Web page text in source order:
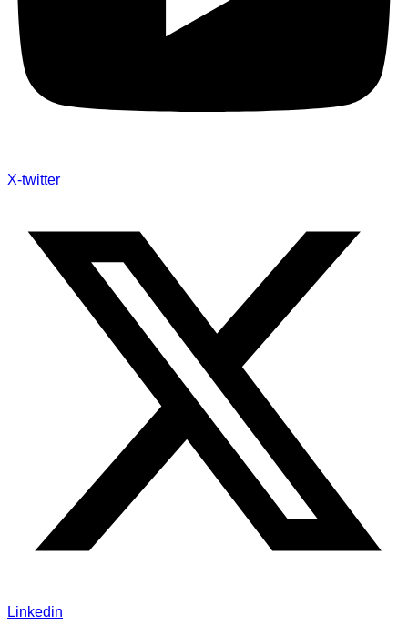
X-twitter
Linkedin